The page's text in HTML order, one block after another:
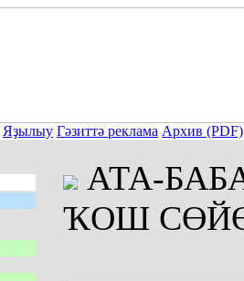
Яҙылыу Гәзиттә реклама Архив (PDF)
АТА-
ҠОШ